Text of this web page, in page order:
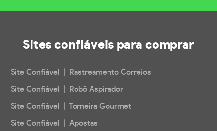
Sites confiáveis para comprar
Site Confiável | Rastreamento Correios
Site Confiável | Robô Aspirador
Site Confiável | Torneira Gourmet
Site Confiável | Apostas